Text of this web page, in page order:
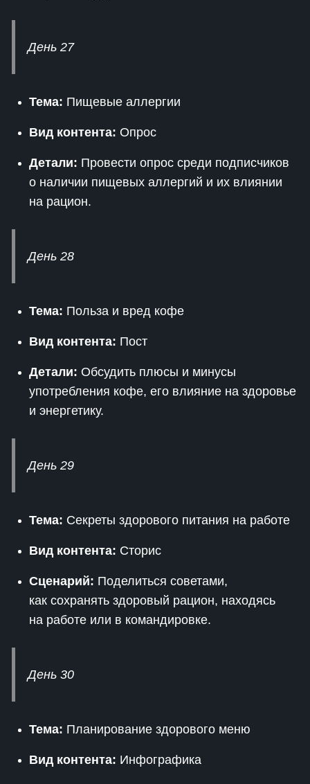
День 27
Тема: Пищевые аллергии
Вид контента: Опрос
Детали: Провести опрос среди подписчиков
о наличии пищевых аллергий и их влиянии
на рацион.
День 28
Тема: Польза и вред кофе
Вид контента: Пост
Детали: Обсудить плюсы и минусы
употребления кофе, его влияние на здоровье
и энергетику.
День 29
Тема: Секреты здорового питания на работе
Вид контента: Сторис
Сценарий: Поделиться советами,
как сохранять здоровый рацион, находясь
на работе или в командировке.
День 30
Тема: Планирование здорового меню
Вид контента: Инфографика